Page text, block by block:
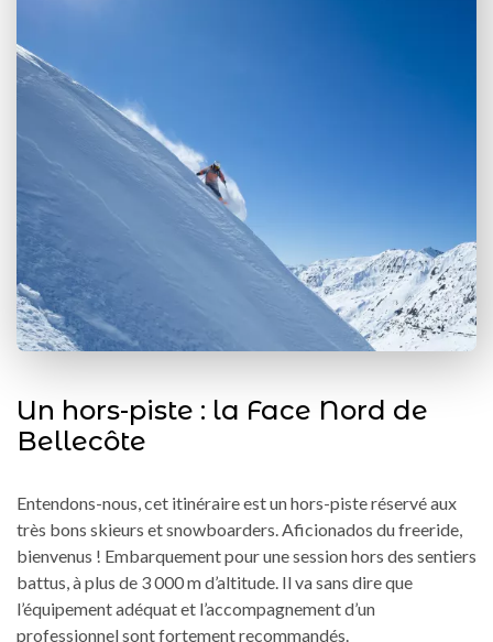
Un hors-piste : la Face Nord de
Bellecôte
Entendons-nous, cet itinéraire est un hors-piste réservé aux
très bons skieurs et snowboarders. Aficionados du freeride,
bienvenus ! Embarquement pour une session hors des sentiers
battus, à plus de 3 000 m d’altitude. Il va sans dire que
l’équipement adéquat et l’accompagnement d’un
professionnel sont fortement recommandés.